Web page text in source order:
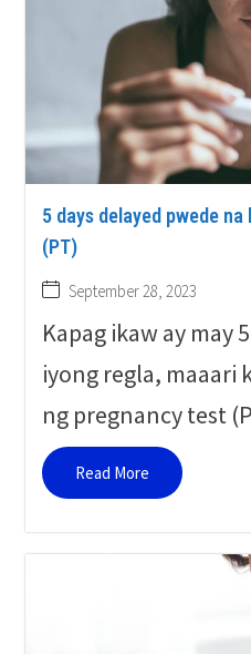
5 days delayed pwede
(PT)
September 28, 2023
Kapag ikaw ay may
iyong regla, maaari
ng pregnancy test
Read More